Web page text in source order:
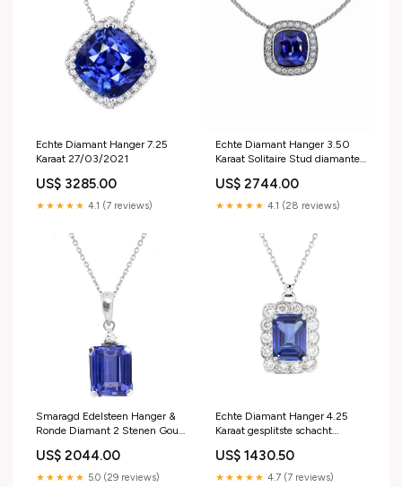
Echte Diamant Hanger 7.25
Karaat 27/03/2021
US$ 3285.00
★★★★★ 4.1 (7 reviews)
Echte Diamant Hanger 3.50
Karaat Solitaire Stud diamanten
US$ 2744.00
★★★★★ 4.1 (28 reviews)
Smaragd Edelsteen Hanger &
Ronde Diamant 2 Stenen Goud
US$ 2044.00
★★★★★ 5.0 (29 reviews)
Echte Diamant Hanger 4.25
Karaat gesplitste schacht
US$ 1430.50
★★★★★ 4.7 (7 reviews)